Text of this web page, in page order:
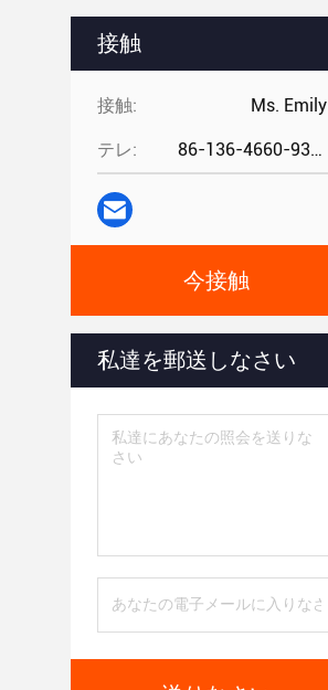
接触
接触: Ms. Emily
テレ: 86-136-4660-9331
今接触
私達を郵送しなさい